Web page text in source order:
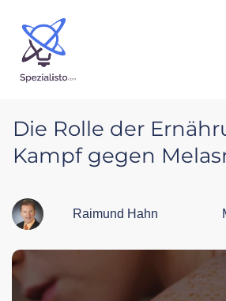
Die Rolle der
Kampf gegen
Raimund Hahn